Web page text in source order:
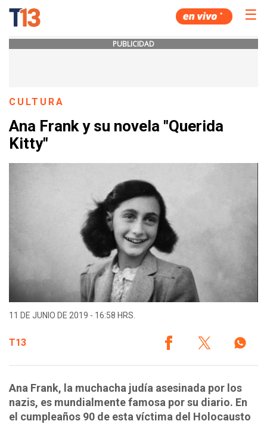
☰
PUBLICIDAD
CULTURA
Ana Frank y su novela "Querida
Kitty"
11 DE JUNIO DE 2019 - 16:58 HRS.
T13
Ana Frank, la muchacha judía asesinada por los
nazis, es mundialmente famosa por su diario. En
el cumpleaños 90 de esta víctima del Holocausto